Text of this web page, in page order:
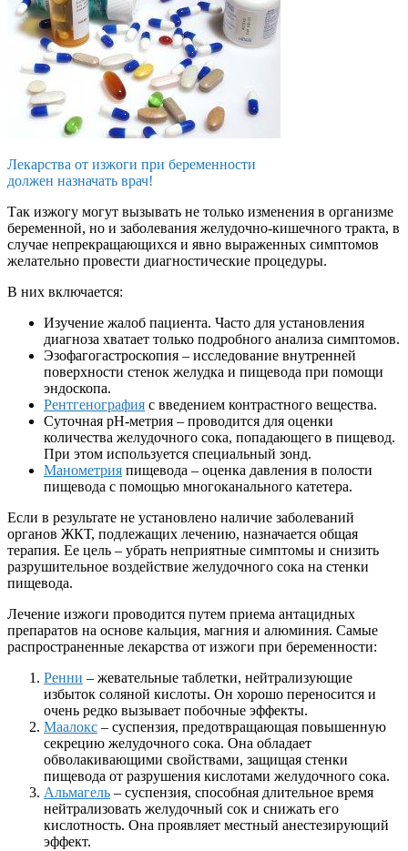
Лекарства от изжоги при беременности
должен назначать врач!
Так изжогу могут вызывать не только изменения в организме
беременной, но и заболевания желудочно-кишечного тракта, в
случае непрекращающихся и явно выраженных симптомов
желательно провести диагностические процедуры.
В них включается:
Изучение жалоб пациента. Часто для установления
диагноза хватает только подробного анализа симптомов.
Эзофагогастроскопия – исследование внутренней
поверхности стенок желудка и пищевода при помощи
эндоскопа.
Рентгенография с введением контрастного вещества.
Суточная рН-метрия – проводится для оценки
количества желудочного сока, попадающего в пищевод.
При этом используется специальный зонд.
Манометрия пищевода – оценка давления в полости
пищевода с помощью многоканального катетера.
Если в результате не установлено наличие заболеваний
органов ЖКТ, подлежащих лечению, назначается общая
терапия. Ее цель – убрать неприятные симптомы и снизить
разрушительное воздействие желудочного сока на стенки
пищевода.
Лечение изжоги проводится путем приема антацидных
препаратов на основе кальция, магния и алюминия. Самые
распространенные лекарства от изжоги при беременности:
Ренни – жевательные таблетки, нейтрализующие
избыток соляной кислоты. Он хорошо переносится и
очень редко вызывает побочные эффекты.
Маалокс – суспензия, предотвращающая повышенную
секрецию желудочного сока. Она обладает
обволакивающими свойствами, защищая стенки
пищевода от разрушения кислотами желудочного сока.
Альмагель – суспензия, способная длительное время
нейтрализовать желудочный сок и снижать его
кислотность. Она проявляет местный анестезирующий
эффект.